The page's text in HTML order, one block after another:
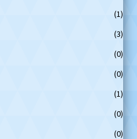
(1)
(3)
(0)
(0)
(1)
(0)
(0)